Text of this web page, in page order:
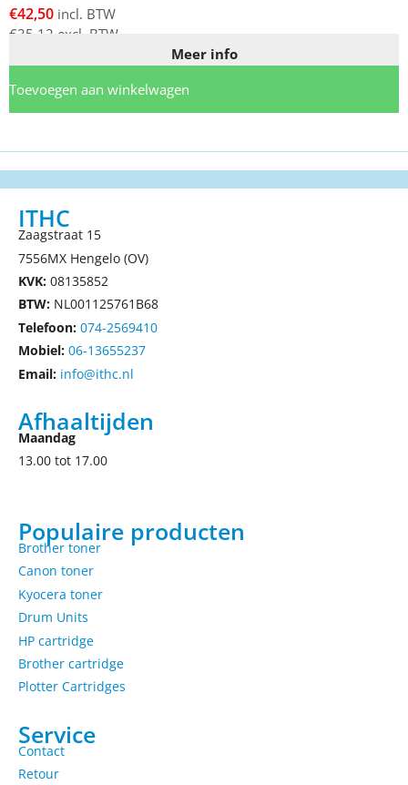
€42,50 incl. BTW
€35,12 excl. BTW
Meer info
Toevoegen aan winkelwagen
ITHC
Zaagstraat 15
7556MX Hengelo (OV)
KVK: 08135852
BTW: NL001125761B68
Telefoon: 074-2569410
Mobiel: 06-13655237
Email: info@ithc.nl
Afhaaltijden
Maandag
13.00 tot 17.00
Populaire producten
Brother toner
Canon toner
Kyocera toner
Drum Units
HP cartridge
Brother cartridge
Plotter Cartridges
Service
Contact
Retour